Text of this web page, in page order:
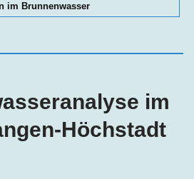
im Brunnenwasser
im
Höchstadt